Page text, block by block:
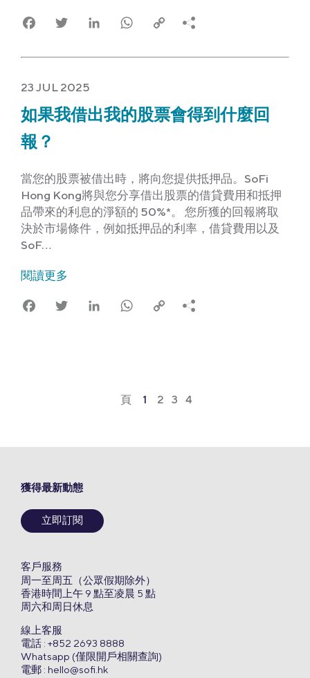
FacebookTwitter LinkedIn WhatsApp
Copy
23 JUL 2025
如果我借出我的股票會得到什麼回
報？
當您的股票被借出時，將向您提供抵押品。SoFi
Hong Kong將與您分享借出股票的借貸費用和抵押
品帶來的利息的淨額的 50%*。 您所獲的回報將取
決於市場條件，例如抵押品的利率，借貸費用以及
SoF…
閱讀更多
FacebookTwitter LinkedIn WhatsApp
Copy
頁 1 2 3 4
獲得最新動態
立即訂閱
客戶服務
周一至周五（公眾假期除外）
香港時間上午 9 點至凌晨 5 點
周六和周日休息
線上客服
電話 : +852 2693 8888
Whatsapp (僅限開戶相關查詢)
電郵 : hello@sofi.hk